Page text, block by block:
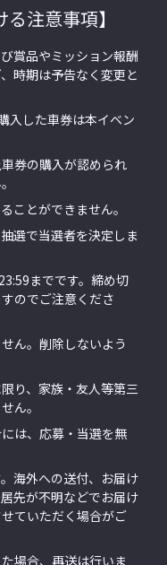
注意事項】
賞品やミッション報酬
時期は予告なく変更と
入した車券は本イベン
券の購入が認められ
ことができません。
選で当選者を決定しま
までです。締め切
のでご注意くださ
ん。削除しないよう
り、家族・友人等第三
ん。
は、応募・当選を無
海外への送付、お届け
先が不明などでお届け
ていただく場合がご
場合、再送は行いま